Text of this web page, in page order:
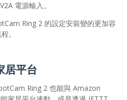
電源輸入。
Ring 2 的設定安裝變的更加容
。
居平台
Ring 2 也能與 Amazon